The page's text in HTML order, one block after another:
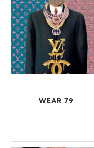
WEAR 79